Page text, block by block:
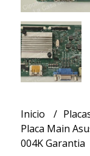
Inicio
Placa Main
004K Garantia